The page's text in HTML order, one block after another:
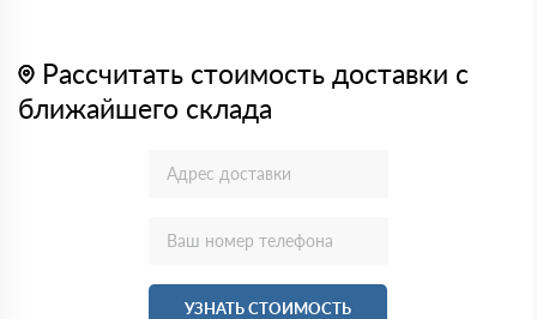
Рассчитать стоимость доставки с
ближайшего склада
УЗНАТЬ СТОИМОСТЬ